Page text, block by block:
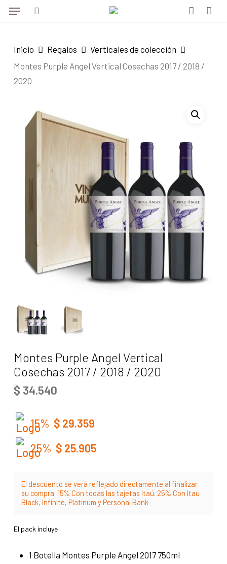
Skip
content
Menu
Inicio Regalos
Verticales de colección
Montes Purple Angel Vertical Cosechas 2017 / 2018 /
2020
Montes Purple Angel Vertical
Cosechas 2017 / 2018 / 2020
$ 34.540
15% $ 29.359
25% $ 25.905
El descuento se verá reflejado directamente al finalizar
su compra. 15% Con todas las tajetas Itaú. 25% Con Itau
Black, Infinite, Platinum y Personal Bank
El pack incluye:
1 Botella Montes Purple Angel 2017 750ml